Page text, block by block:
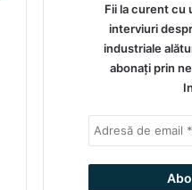
Fii la curent cu
interviuri
industriale
abonați prin